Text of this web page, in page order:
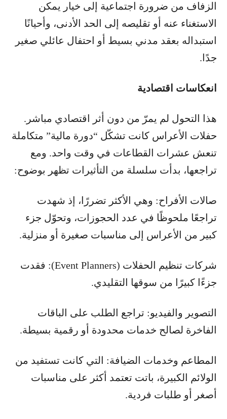
الزفاف من ضرورة اجتماعية إلى خيار يمكن
الاستغناء عنه أو تقليصه إلى الحد الأدنى، وأحيانًا
استبداله بعقد مدني بسيط أو احتفال عائلي صغير
جدًا.
انعكاسات اقتصادية
هذا التحول لم يمرّ من دون أثر اقتصادي مباشر.
حفلات الأعراس كانت تشكّل “دورة مالية” متكاملة
تنعش عشرات القطاعات في وقت واحد. ومع
تراجعها، بدأت سلسلة من التأثيرات تظهر بوضوح:
صالات الأفراح: وهي الأكثر تضررًا، إذ شهدت
تراجعًا ملحوظًا في عدد الحجوزات، وتحوّل جزء
كبير من الأعراس إلى مناسبات صغيرة أو منزلية.
شركات تنظيم الحفلات (Event Planners): فقدت
جزءًا كبيرًا من سوقها التقليدي.
التصوير والفيديو: تراجع الطلب على الباقات
الفاخرة لصالح خدمات محدودة أو رقمية بسيطة.
المطاعم وخدمات الضيافة: التي كانت تستفيد من
الولائم الكبيرة، باتت تعتمد أكثر على مناسبات
أصغر أو طلبات فردية.